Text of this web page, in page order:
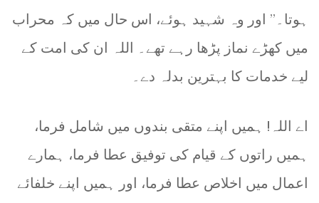
ہوتا۔” اور وہ شہید ہوئے، اس حال میں کہ محراب
میں کھڑے نماز پڑھا رہے تھے۔ اللہ ان کی امت کے
لیے خدمات کا بہترین بدلہ دے۔
اے اللہ! ہمیں اپنے متقی بندوں میں شامل فرما،
ہمیں راتوں کے قیام کی توفیق عطا فرما، ہمارے
اعمال میں اخلاص عطا فرما، اور ہمیں اپنے خلفائے